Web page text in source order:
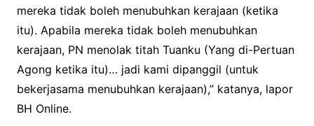
mereka tidak boleh menubuhkan kerajaan (ketika
itu). Apabila mereka tidak boleh menubuhkan
kerajaan, PN menolak titah Tuanku (Yang di-Pertuan
Agong ketika itu)… jadi kami dipanggil (untuk
bekerjasama menubuhkan kerajaan),” katanya, lapor
BH Online.